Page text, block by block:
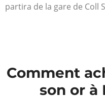
partira de la gare de Coll
Comment
son or à